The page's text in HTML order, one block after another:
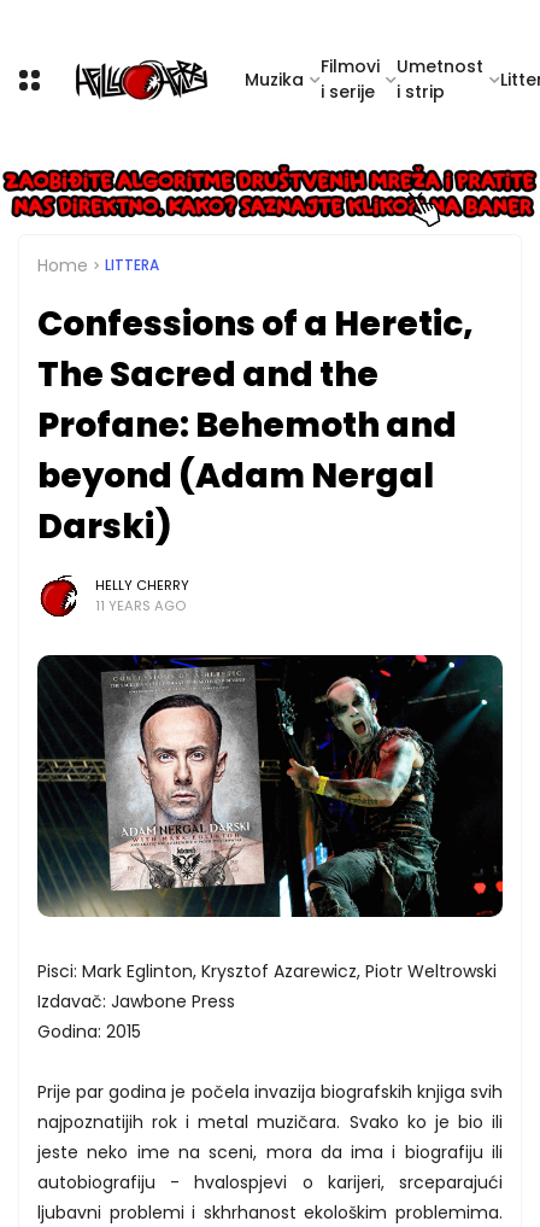
Muzika
Filmovi
i serije
Umetnost
i strip
Home LITTERA
Confessions of a Heretic,
The Sacred and the
Profane: Behemoth and
beyond (Adam Nergal
Darski)
HELLY CHERRY
11 YEARS AGO
Pisci: Mark Eglinton, Krysztof Azarewicz, Piotr Weltrowski
Izdavač: Jawbone Press
Godina: 2015
Prije par godina je počela invazija biografskih knjiga svih
najpoznatijih rok i metal muzičara. Svako ko je bio ili
jeste neko ime na sceni, mora da ima i biografiju ili
autobiografiju - hvalospjevi o karijeri, srceparajući
ljubavni problemi i skhrhanost ekološkim problemima.